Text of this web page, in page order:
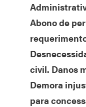
Abono de
civil. Danos
Demora
para